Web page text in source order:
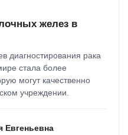
желез в
диагностирования рака
стала более
могут качественно
учреждении.